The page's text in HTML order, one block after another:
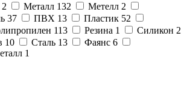
2 Металл 132 Метелл 2
37 ПВХ 13 Пластик 52
113 Резина 1 Силикон 2
10 Сталь 13 Фаянс 6
1